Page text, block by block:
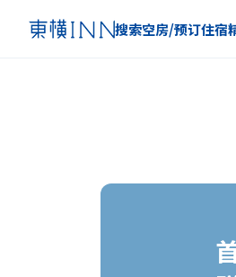
搜索空房/预订住宿